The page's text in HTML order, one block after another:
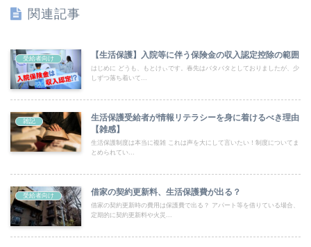
関連記事
受給者向け 【生活保護】入院等に伴う保険金の収入認定控除の範囲
はじめに どうも、もとけぃです。春先はバタバタとしておりましたが、少
しずつ落ち着いて...
雑記
生活保護受給者が情報リテラシーを身に着けるべき理由
【雑感】
生活保護制度は本当に複雑 これは声を大にして言いたい！制度についてま
とめられてい...
受給者向け 借家の契約更新料、生活保護費が出る？
借家の契約更新時の費用は保護費で出る？ アパート等を借りている場合、
定期的に契約更新料や火災...